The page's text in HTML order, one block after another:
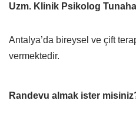
Uzm. Klinik Psikolog
Antalya’da bireysel ve çift
vermektedir.
Randevu almak ister